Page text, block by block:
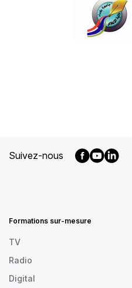
Suivez-nous
FR
Formations sur-mesure
TV
Radio
Digital